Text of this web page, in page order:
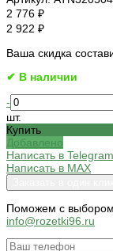
2 776 ₽
2 922 ₽
Ваша скидка
✔ В наличии
-
шт.
Купить
Добавлено
Написать в Telegram
Написать в MAX
Поможем c
info@rozetki96.ru